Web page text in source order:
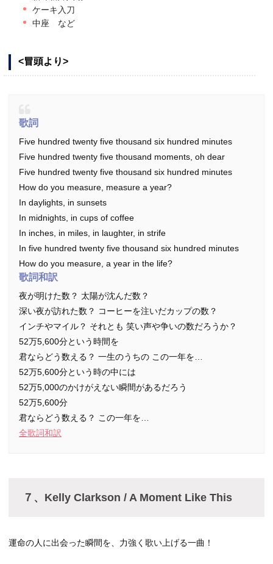
ケーキ入刀
中座 など
<冒頭より>
歌詞
Five hundred twenty five thousand six hundred minutes
Five hundred twenty five thousand moments, oh dear
Five hundred twenty five thousand six hundred minutes
How do you measure, measure a year?
In daylights, in sunsets
In midnights, in cups of coffee
In inches, in miles, in laughter, in strife
In five hundred twenty five thousand six hundred minutes
How do you measure, a year in the life?
歌詞和訳
夜が明けた数？ 太陽が沈んだ数？
深い夜が訪れた数？ コーヒーを注いだカップの数？
インチやマイル？ それとも 笑い声や争いの数だろうか？
52万5,600分という時間を
君ならどう数える？ 一生のうちの この一年を…
52万5,600分という時の中には
52万5,000のかけがえない瞬間があるだろう
52万5,600分
君ならどう数える？ この一年を…
全歌詞和訳
７、Kelly Clarkson / A Moment Like This
運命の人に出会った瞬間を、力強く歌い上げる一曲！